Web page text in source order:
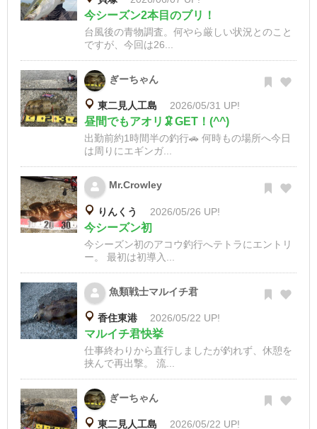
今シーズン2本目のブリ！
台風後の青物調査。何やら厳しい状況とのこと
ですが、今回は26...
ぎーちゃん
東二見人工島 2026/05/31 UP!
昼間でもアオリ🦑GET！(^^)
出勤前約1時間半の釣行🚗 何時もの場所へ今日
は周りにエギンガ...
Mr.Crowley
りんくう 2026/05/26 UP!
今シーズン初
今シーズン初のアコウ釣行へテトラにエントリ
ー。 最初は初導入...
魚類戦士マルイチ君
香住東港 2026/05/22 UP!
マルイチ君快挙
仕事終わりから直行しましたが釣れず、休憩を
挟んで再出撃。 流...
ぎーちゃん
東二見人工島 2026/05/22 UP!